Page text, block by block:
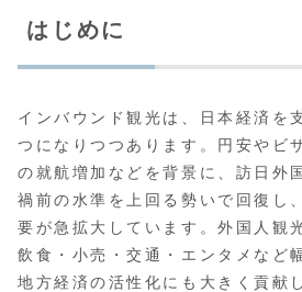
はじめに
インバウンド観光は、日本経済を
つになりつつあります。円安やビ
の就航増加などを背景に、訪日外
禍前の水準を上回る勢いで回復し
要が急拡大しています。外国人観
飲食・小売・交通・エンタメなど
地方経済の活性化にも大きく貢献